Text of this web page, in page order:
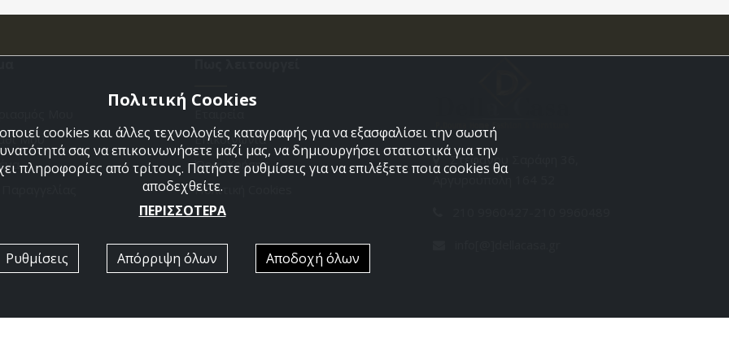
Μου
Επικοινωνια
Όροι Χρήσης
Πολιτική Cookies
Στεφάνου Σαράφη 36,
Πολιτική Cookies
cookies και άλλες τεχνολογίες καταγραφής για να εξασφαλίσει την σωστή
σας να επικοινωνήσετε μαζί μας, να δημιουργήσει στατιστικά για την
πληροφορίες από τρίτους. Πατήστε ρυθμίσεις για να επιλέξετε ποια cookies θα
αποδεχθείτε.
ΠΕΡΙΣΣΟΤΕΡΑ
Ρυθμίσεις Απόρριψη όλων Αποδοχή όλων